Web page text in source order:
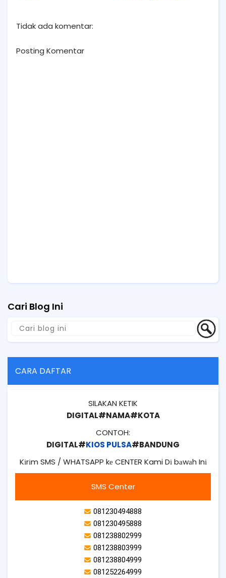
Tidak ada komentar:
Posting Komentar
Cari Blog Ini
CARA DAFTAR
SILAKAN KETIK
DIGITAL#NAMA#KOTA
CONTOH:
DIGITAL#KIOS PULSA#BANDUNG
Kіrіm SMS / WHATSAPP kе CENTER Kami Dі bаwаh Inі
SMS Center
081230494888
081230495888
081238802999
081238803999
081238804999
081252264999